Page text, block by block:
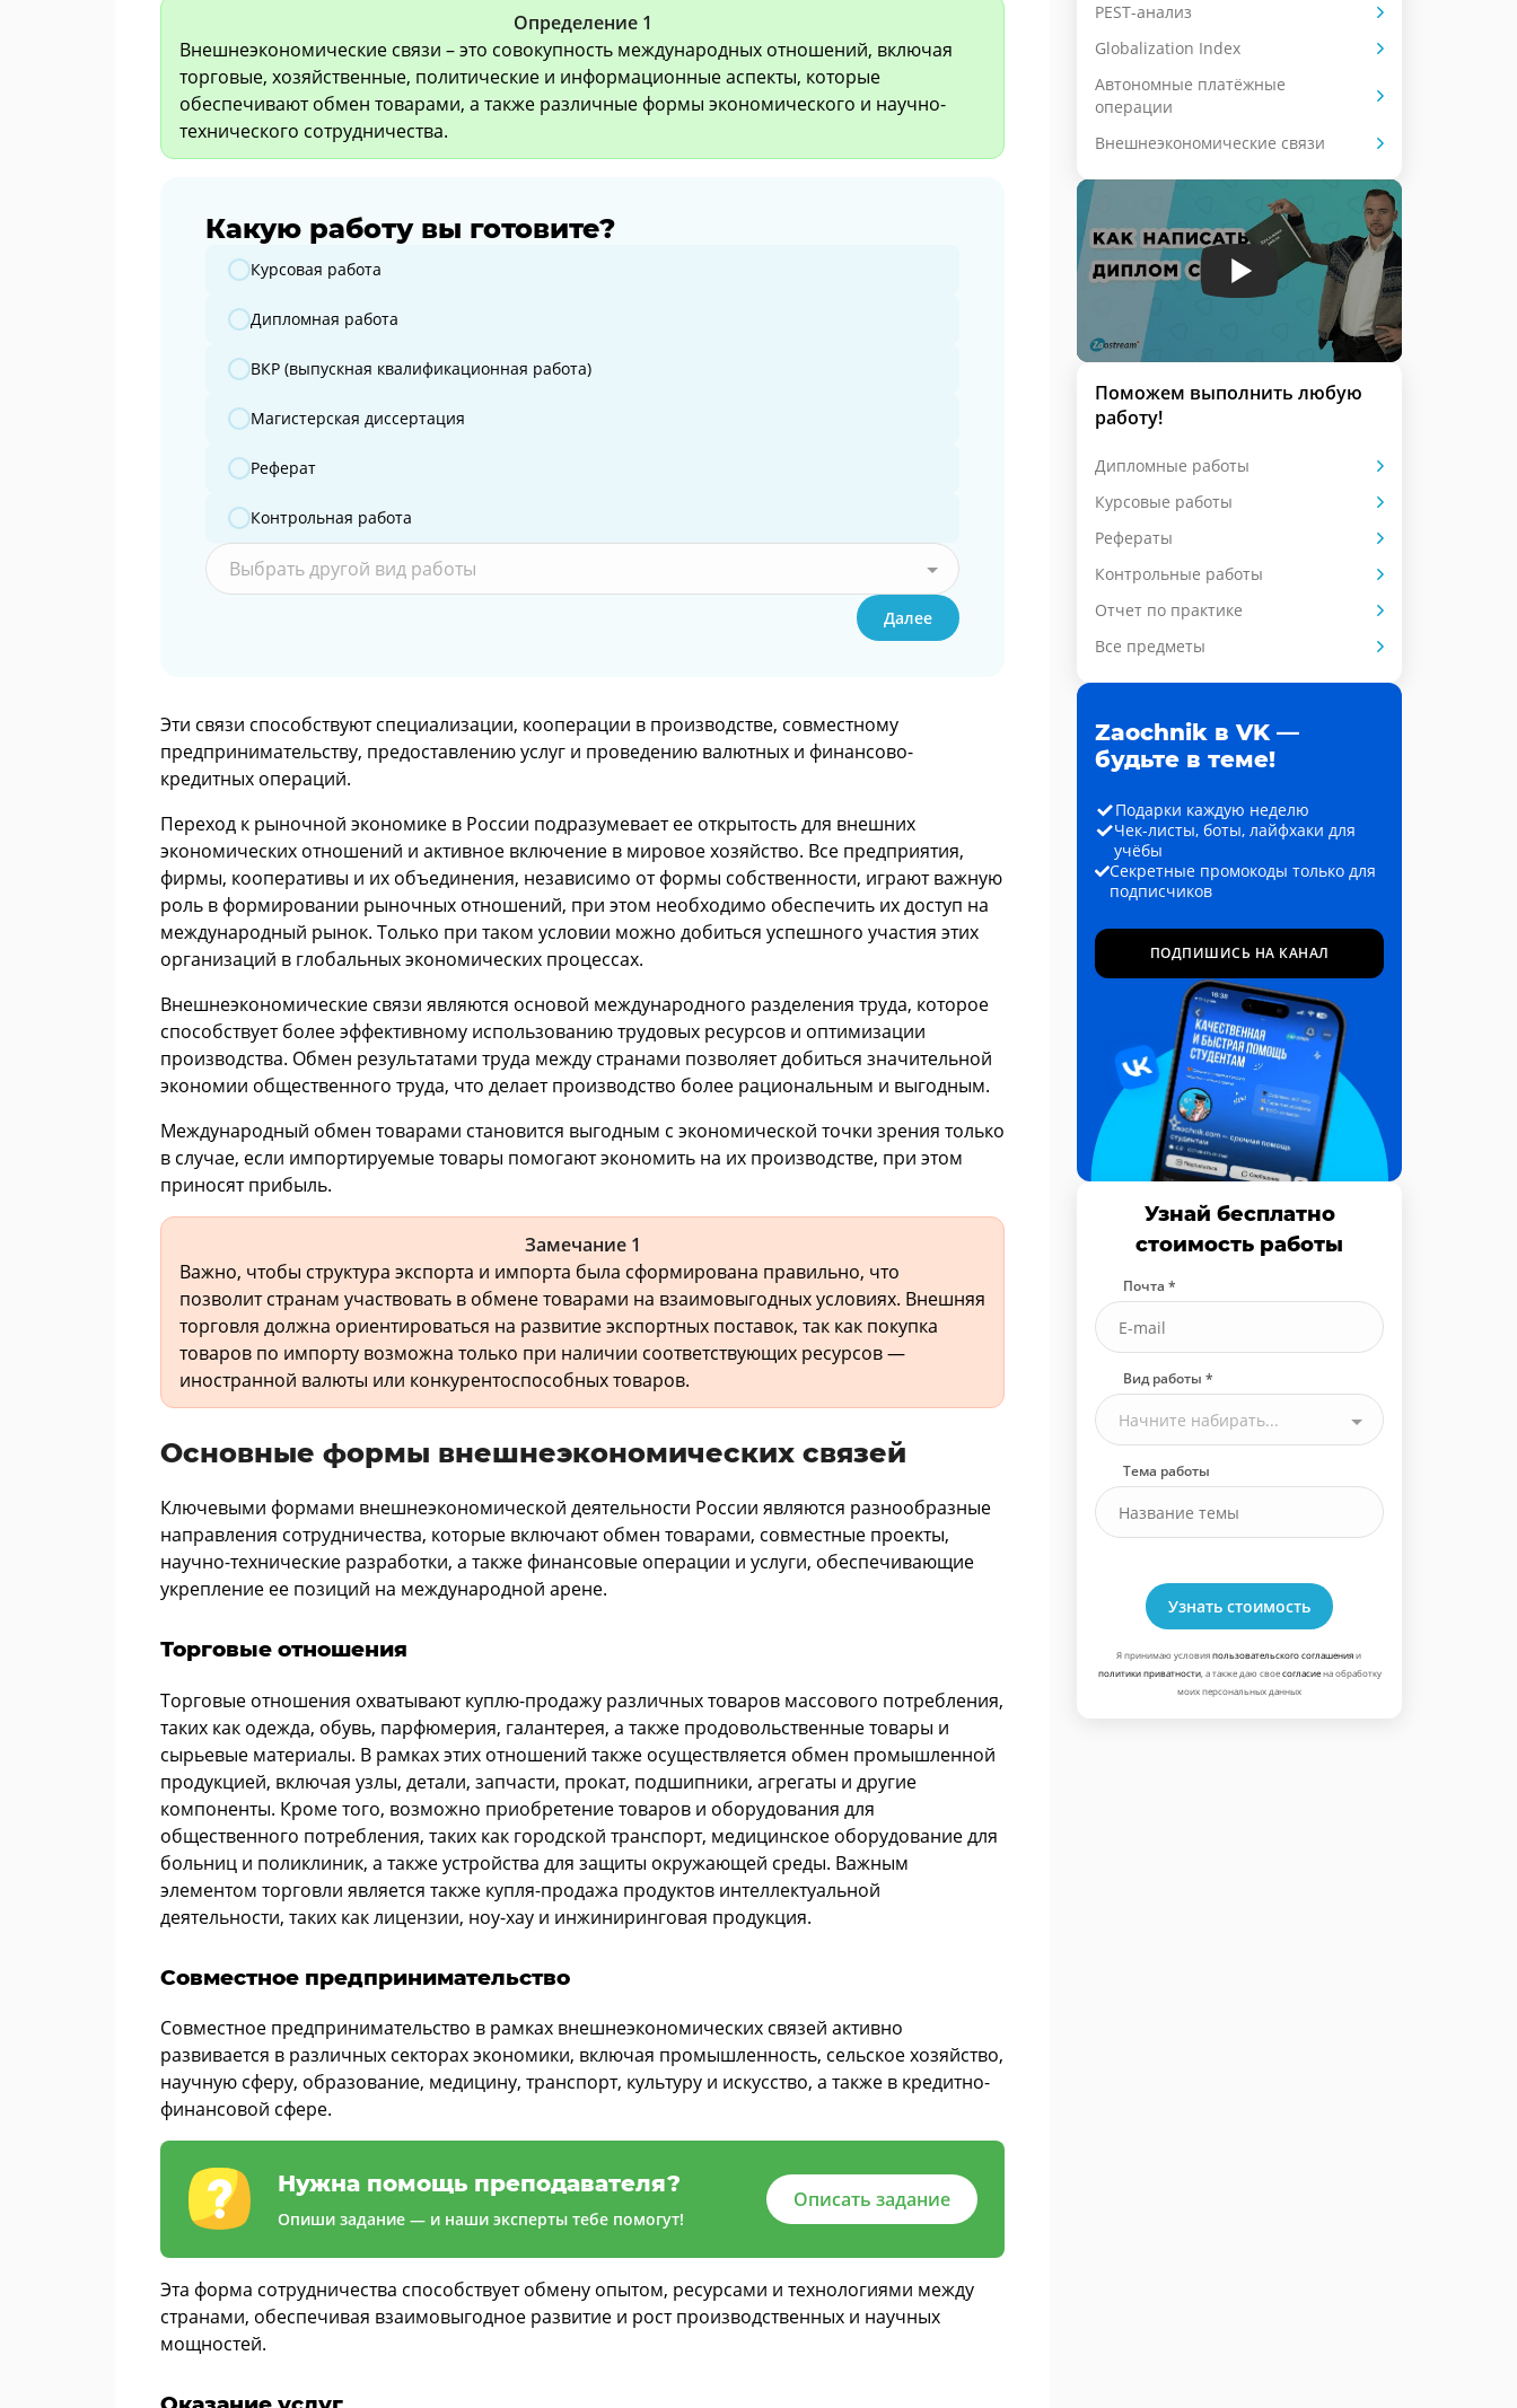
Определение 1
Внешнеэкономические связи – это совокупность международных отношений, включая
торговые, хозяйственные, политические и информационные аспекты, которые
обеспечивают обмен товарами, а также различные формы экономического и научно-
технического сотрудничества.
Какую работу вы готовите?
Какую работу вы готовите?
Курсовая работа
Дипломная работа
ВКР (выпускная квалификационная работа)
Магистерская диссертация
Реферат
Контрольная работа
Выбрать другой вид работы
Далее
Эти связи способствуют специализации, кооперации в производстве, совместному
предпринимательству, предоставлению услуг и проведению валютных и финансово-
кредитных операций.
Переход к рыночной экономике в России подразумевает ее открытость для внешних
экономических отношений и активное включение в мировое хозяйство. Все предприятия,
фирмы, кооперативы и их объединения, независимо от формы собственности, играют важную
роль в формировании рыночных отношений, при этом необходимо обеспечить их доступ на
международный рынок. Только при таком условии можно добиться успешного участия этих
организаций в глобальных экономических процессах.
Внешнеэкономические связи являются основой международного разделения труда, которое
способствует более эффективному использованию трудовых ресурсов и оптимизации
производства. Обмен результатами труда между странами позволяет добиться значительной
экономии общественного труда, что делает производство более рациональным и выгодным.
Международный обмен товарами становится выгодным с экономической точки зрения только
в случае, если импортируемые товары помогают экономить на их производстве, при этом
приносят прибыль.
Замечание 1
Важно, чтобы структура экспорта и импорта была сформирована правильно, что
позволит странам участвовать в обмене товарами на взаимовыгодных условиях. Внешняя
торговля должна ориентироваться на развитие экспортных поставок, так как покупка
товаров по импорту возможна только при наличии соответствующих ресурсов —
иностранной валюты или конкурентоспособных товаров.
Основные формы внешнеэкономических связей
Ключевыми формами внешнеэкономической деятельности России являются разнообразные
направления сотрудничества, которые включают обмен товарами, совместные проекты,
научно-технические разработки, а также финансовые операции и услуги, обеспечивающие
укрепление ее позиций на международной арене.
Торговые отношения
Торговые отношения охватывают куплю-продажу различных товаров массового потребления,
таких как одежда, обувь, парфюмерия, галантерея, а также продовольственные товары и
сырьевые материалы. В рамках этих отношений также осуществляется обмен промышленной
продукцией, включая узлы, детали, запчасти, прокат, подшипники, агрегаты и другие
компоненты. Кроме того, возможно приобретение товаров и оборудования для
общественного потребления, таких как городской транспорт, медицинское оборудование для
больниц и поликлиник, а также устройства для защиты окружающей среды. Важным
элементом торговли является также купля-продажа продуктов интеллектуальной
деятельности, таких как лицензии, ноу-хау и инжиниринговая продукция.
Совместное предпринимательство
Совместное предпринимательство в рамках внешнеэкономических связей активно
развивается в различных секторах экономики, включая промышленность, сельское хозяйство,
научную сферу, образование, медицину, транспорт, культуру и искусство, а также в кредитно-
финансовой сфере.
Нужна помощь преподавателя?
Опиши задание — и наши эксперты тебе помогут!
Описать задание
Эта форма сотрудничества способствует обмену опытом, ресурсами и технологиями между
странами, обеспечивая взаимовыгодное развитие и рост производственных и научных
мощностей.
PEST-анализ
Globalization Index
Автономные платёжные
операции
Внешнеэкономические связи
Поможем выполнить любую
работу!
Дипломные работы
Курсовые работы
Рефераты
Контрольные работы
Отчет по практике
Все предметы
Zaochnik в VK —
будьте в теме!
Подарки каждую неделю
Чек-листы, боты, лайфхаки для
учёбы
Секретные промокоды только для
подписчиков
ПОДПИШИСЬ НА КАНАЛ
Узнай бесплатно
стоимость работы
Почта *
Вид работы *
Начните набирать...
Тема работы
Узнать стоимость
Я принимаю условияпользовательского соглашенияи
политики приватности, а также даю своесогласиена обработку
моих персональных данных